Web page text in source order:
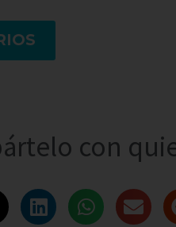
con